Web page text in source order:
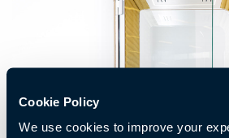
Cookie Policy
We use cookies to improve your